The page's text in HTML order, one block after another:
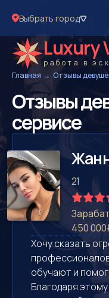
Выбрать город
Luxury
работа в
Главная
Отзывы
Отзывы
сервисе
21
450
Хочу сказать
обучают и
Благодаря